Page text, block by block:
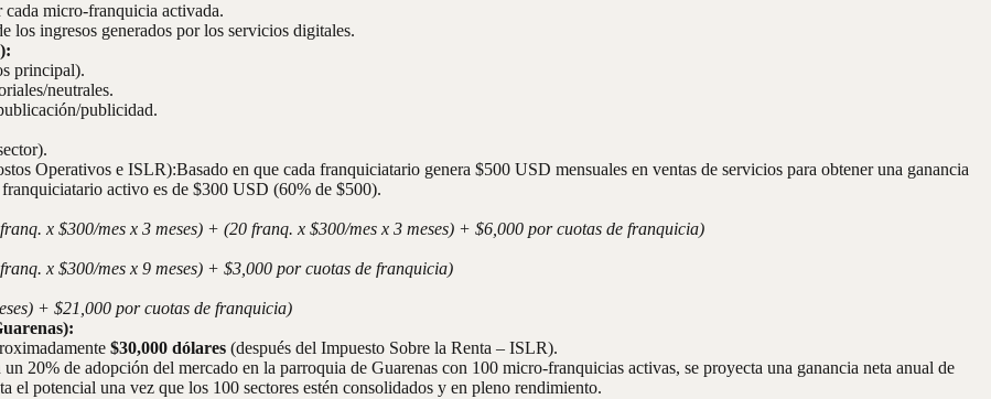
cada micro-franquicia activada.
los ingresos generados por los servicios digitales.
principal).
neutrales.
publicidad.
Operativos e ISLR):Basado en que cada franquiciatario genera $500 USD mensuales en ventas de servicios para obtener una ganancia
activo es de $300 USD (60% de $500).
x $300/mes x 3 meses) + (20 franq. x $300/mes x 3 meses) + $6,000 por cuotas de franquicia)
x $300/mes x 9 meses) + $3,000 por cuotas de franquicia)
+ $21,000 por cuotas de franquicia)
$30,000 dólares (después del Impuesto Sobre la Renta – ISLR).
un 20% de adopción del mercado en la parroquia de Guarenas con 100 micro-franquicias activas, se proyecta una ganancia neta anual de
el potencial una vez que los 100 sectores estén consolidados y en pleno rendimiento.